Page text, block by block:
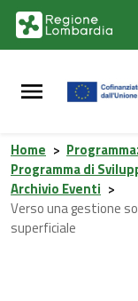
Vai al contenuto
Vai al footer
Home >
Programma di
Archivio Eventi >
Verso una gestione
superficiale